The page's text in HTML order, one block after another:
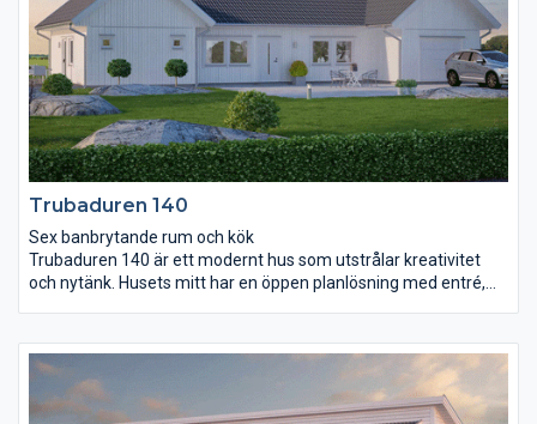
Trubaduren 140
Sex banbrytande rum och kök
Trubaduren 140 är ett modernt hus som utstrålar kreativitet
och nytänk. Husets mitt har en öppen planlösning med entré,
Trubaduren 140 har två naturliga delar: en för vuxna och en där
barnen kan husera lite för sig själva. Vuxendelen består av ett
stort sovrum med två (!) klädkammare, ett badrum samt ett
arbetsrum som med fördel också kan fungera som